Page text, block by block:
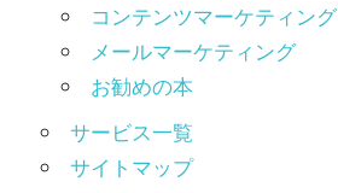
コンテンツマーケティング
メールマーケティング
お勧めの本
サービス一覧
サイトマップ